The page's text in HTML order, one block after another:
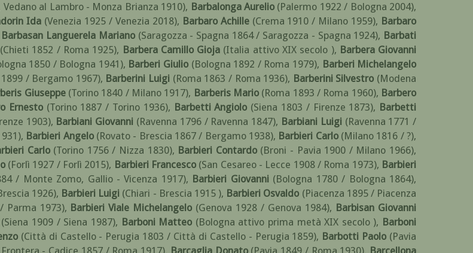
al Lambro - Monza Brianza 1910), Barbalonga Aurelio (Palermo 1922 / Bologna 2004),
Ida (Venezia 1925 / Venezia 2018), Barbaro Achille (Crema 1910 / Milano 1959), Barbaro
Barbasan Languerela Mariano (Saragozza - Spagna 1864 / Saragozza - Spagna 1924), Barbati
(Chieti 1852 / Roma 1925), Barbera Camillo Gioja (Italia attivo XIX secolo ), Barbera Giovanni
1850 / Bologna 1941), Barberi Giulio (Bologna 1892 / Roma 1979), Barberi Michelangelo
/ Bergamo 1967), Barberini Luigi (Roma 1863 / Roma 1936), Barberini Silvestro (Modena
Giuseppe (Torino 1840 / Milano 1917), Barberis Mario (Roma 1893 / Roma 1960), Barbero
Ernesto (Torino 1887 / Torino 1936), Barbetti Angiolo (Siena 1803 / Firenze 1873), Barbetti
1903), Barbiani Giovanni (Ravenna 1796 / Ravenna 1847), Barbiani Luigi (Ravenna 1771 /
, Barbieri Angelo (Rovato - Brescia 1867 / Bergamo 1938), Barbieri Carlo (Milano 1816 / ?),
Carlo (Torino 1756 / Nizza 1830), Barbieri Contardo (Broni - Pavia 1900 / Milano 1966),
(Forlì 1927 / Forlì 2015), Barbieri Francesco (San Cesareo - Lecce 1908 / Roma 1973), Barbieri
/ Monte Zomo, Gallio - Vicenza 1917), Barbieri Giovanni (Bologna 1780 / Bologna 1864),
1926), Barbieri Luigi (Chiari - Brescia 1915 ), Barbieri Osvaldo (Piacenza 1895 / Piacenza
Parma 1973), Barbieri Viale Michelangelo (Genova 1928 / Genova 1984), Barbisan Giovanni
(Siena 1909 / Siena 1987), Barboni Matteo (Bologna attivo prima metà XIX secolo ), Barboni
(Città di Castello - Perugia 1803 / Città di Castello - Perugia 1859), Barbotti Paolo (Pavia
- Cadice 1857 / Roma 1917), Barcaglia Donato (Pavia 1849 / Roma 1930), Barcellona